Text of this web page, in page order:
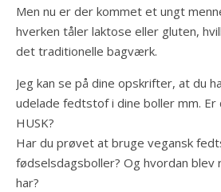
Men nu er der kommet et ungt
hverken tåler laktose eller gluten,
det traditionelle bagværk.
Jeg kan se på dine opskrifter, at du
udelade fedtstof i dine boller mm.
HUSK?
Har du prøvet at bruge vegansk
fødselsdagsboller? Og hvordan blev
har?